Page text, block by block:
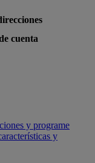
cuenta
y programe
y